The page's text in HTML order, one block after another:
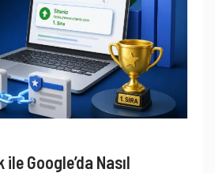
Google’da Nasıl